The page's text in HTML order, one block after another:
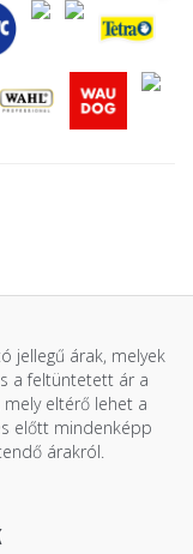
jellegű árak, melyek
a feltüntetett ár a
eltérő lehet a
előtt mindenképp
árakról.